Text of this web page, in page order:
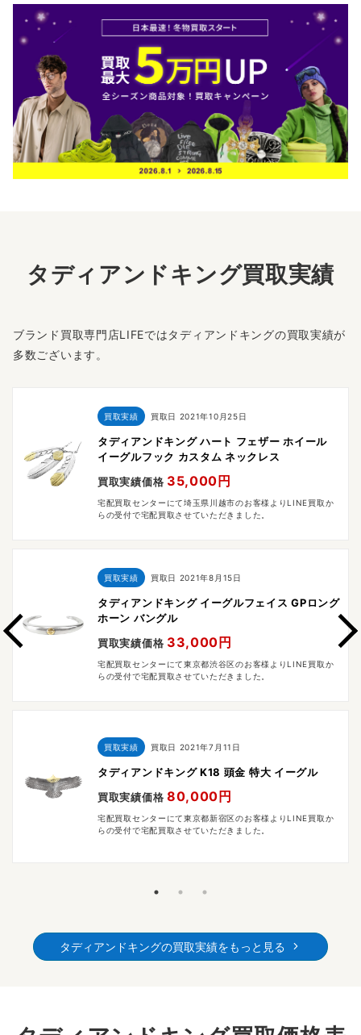
タディアンドキング買取実績
ブランド買取専門店LIFEではタディアンドキングの買取実績が
多数ございます。
買取実績 買取日 2021年10月25日
タディアンドキング ハート フェザー ホイール
イーグルフック カスタム ネックレス
買取実績価格 35,000円
宅配買取センターにて埼玉県川越市のお客様よりLINE買取か
らの受付で宅配買取させていただきました。
買取実績 買取日 2021年8月15日
タディアンドキング イーグルフェイス GPロング
ホーン バングル
買取実績価格 33,000円
宅配買取センターにて東京都渋谷区のお客様よりLINE買取か
らの受付で宅配買取させていただきました。
買取実績 買取日 2021年7月11日
タディアンドキング K18 頭金 特大 イーグル
買取実績価格 80,000円
宅配買取センターにて東京都新宿区のお客様よりLINE買取か
らの受付で宅配買取させていただきました。
タディアンドキングの買取実績をもっと見る